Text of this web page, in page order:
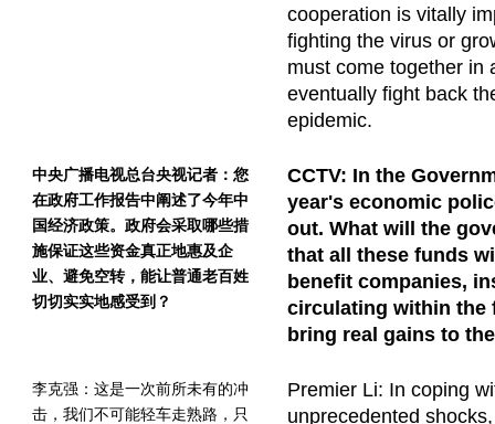
cooperation is vitally
fighting the virus or
must come together in
eventually fight back
epidemic.
中央广播电视总台央视记者：您
在政府工作报告中阐述了今年中
国经济政策。政府会采取哪些措
施保证这些资金真正地惠及企
业、避免空转，能让普通老百姓
切切实实地感受到？
CCTV: In the
year's economic
out. What will the
that all these funds
benefit companies,
circulating within the
bring real gains to
李克强：这是一次前所未有的冲
击，我们不可能轻车走熟路，只
Premier Li: In coping
unprecedented